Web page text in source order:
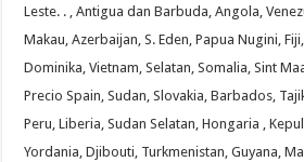
Leste. . , Antigua dan Barbuda, Angola,
Makau, Azerbaijan, S. Eden, Papua Nugini,
Dominika, Vietnam, Selatan, Somalia, Sint
Precio Spain, Sudan, Slovakia, Barbados,
Peru, Liberia, Sudan Selatan, Hongaria ,
Yordania, Djibouti, Turkmenistan, Guyana,